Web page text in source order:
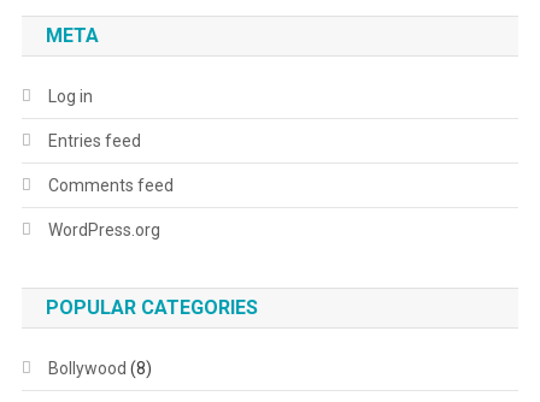
META
Log in
Entries feed
Comments feed
WordPress.org
POPULAR CATEGORIES
Bollywood (8)